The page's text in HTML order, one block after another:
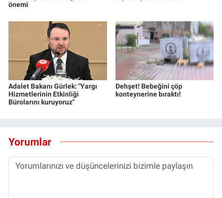
önemi
Adalet Bakanı Gürlek: "Yargı
Hizmetlerinin Etkinliği
Bürolarını kuruyoruz"
Dehşet! Bebeğini çöp
konteynerine bıraktı!
Yorumlar